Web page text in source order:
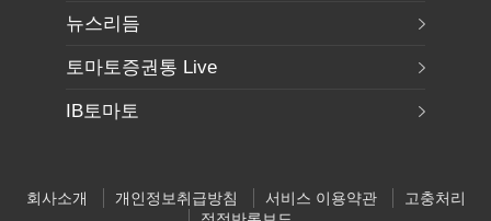
뉴스리듬
토마토증권통 Live
IB토마토
회사소개 개인정보취급방침 서비스 이용약관
고충처리